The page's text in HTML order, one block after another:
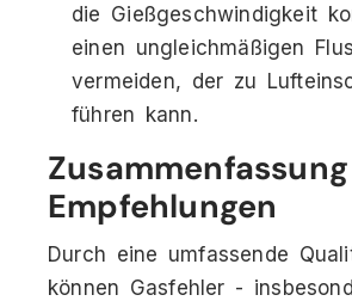
die Gießgeschwindigkeit
einen ungleichmäßigen
vermeiden, der zu
führen kann.
Empfehlungen
Durch eine umfassende
können Gasfehler -